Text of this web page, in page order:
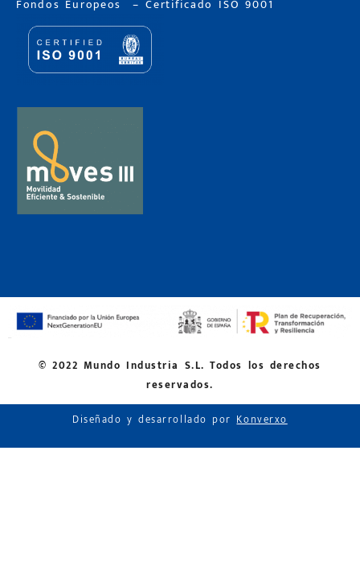
Fondos Europeos –Certificado ISO 9001
© 2022 Mundo Industria S.L. Todos los derechos
reservados.
Diseñado y desarrollado porKonverxo